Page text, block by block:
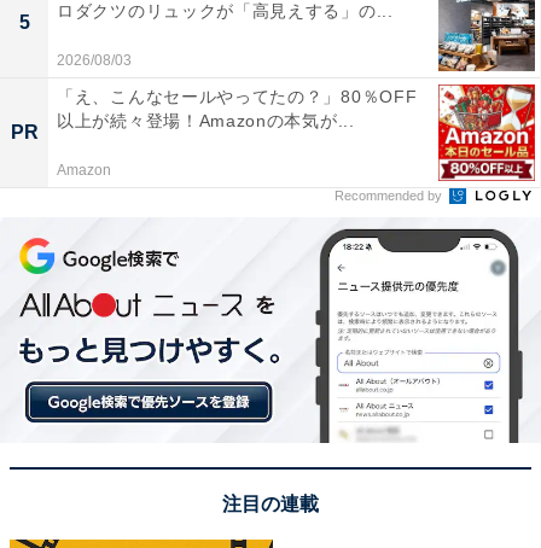
5
ロダクツのリュックが「高見えする」の...
2026/08/03
PR
「え、こんなセールやってたの？」80％OFF
以上が続々登場！Amazonの本気が...
Amazon
Recommended by
注目の連載